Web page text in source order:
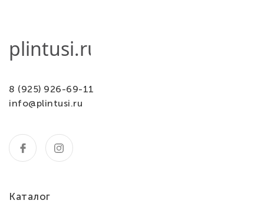
8 (925) 926-69-11
info@plintusi.ru
Каталог